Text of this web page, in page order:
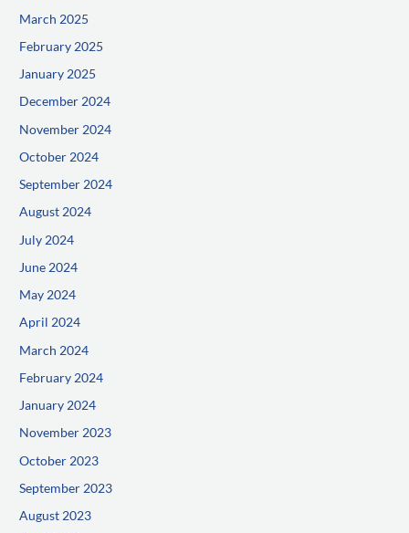
March 2025
February 2025
January 2025
December 2024
November 2024
October 2024
September 2024
August 2024
July 2024
June 2024
May 2024
April 2024
March 2024
February 2024
January 2024
November 2023
October 2023
September 2023
August 2023